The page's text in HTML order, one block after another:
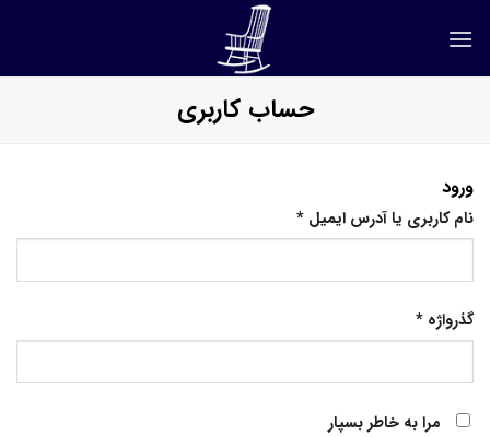
حساب کاربری
ورود
نام کاربری یا آدرس ایمیل *الزامی
گذرواژه *الزامی
مرا به خاطر بسپار